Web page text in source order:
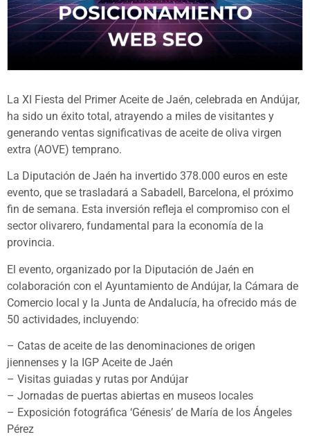
La XI Fiesta del Primer Aceite de Jaén, celebrada en Andújar,
ha sido un éxito total, atrayendo a miles de visitantes y
generando ventas significativas de aceite de oliva virgen
extra (AOVE) temprano.
La Diputación de Jaén ha invertido 378.000 euros en este
evento, que se trasladará a Sabadell, Barcelona, el próximo
fin de semana. Esta inversión refleja el compromiso con el
sector olivarero, fundamental para la economía de la
provincia.
El evento, organizado por la Diputación de Jaén en
colaboración con el Ayuntamiento de Andújar, la Cámara de
Comercio local y la Junta de Andalucía, ha ofrecido más de
50 actividades, incluyendo:
– Catas de aceite de las denominaciones de origen
jiennenses y la IGP Aceite de Jaén
– Visitas guiadas y rutas por Andújar
– Jornadas de puertas abiertas en museos locales
– Exposición fotográfica ‘Génesis’ de María de los Ángeles
Pérez